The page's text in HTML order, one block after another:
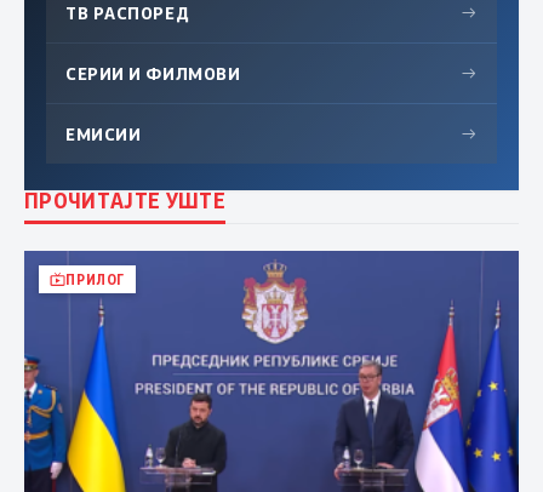
ТВ РАСПОРЕД →
СЕРИИ И ФИЛМОВИ →
ЕМИСИИ →
ПРОЧИТАЈТЕ УШТЕ
ПРИЛОГ